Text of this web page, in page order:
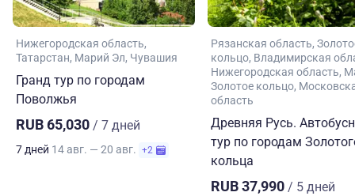
Нижегородская область
Татарстан Марий Эл Чувашия
Гранд тур по городам
Поволжья
RUB 65,030 / 7 дней
7 дней 14 авг. — 20 авг. +2
Рязанская область
кольцо Владимирская
Нижегородская область
Золотое кольцо
область
Древняя Русь.
тур по городам
кольца
RUB 37,990 / 5 дней